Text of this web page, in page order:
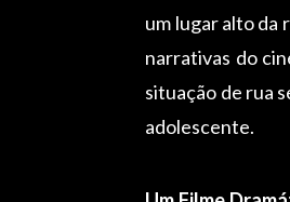
um lugar alto da
narrativas do
situação de rua
adolescente.